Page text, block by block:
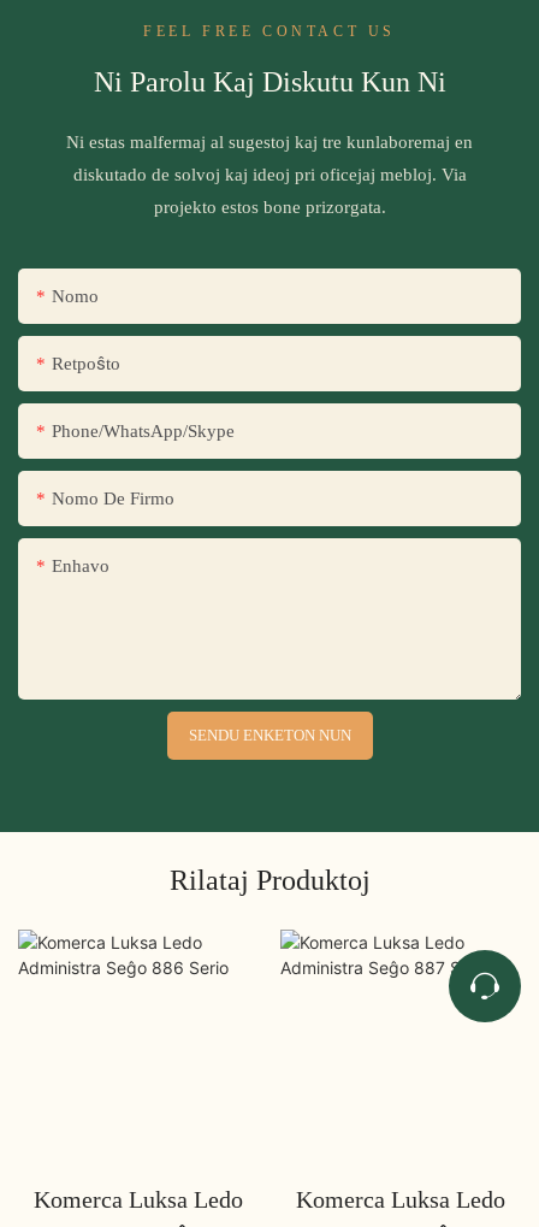
FEEL FREE CONTACT US
Ni Parolu Kaj Diskutu Kun Ni
Ni estas malfermaj al sugestoj kaj tre kunlaboremaj en
diskutado de solvoj kaj ideoj pri oficejaj mebloj. Via
projekto estos bone prizorgata.
Nomo
Retpoŝto
Phone/WhatsApp/Skype
Nomo De Firmo
Enhavo
SENDU ENKETON NUN
Rilataj Produktoj
Komerca Luksa Ledo
Komerca Luksa Ledo